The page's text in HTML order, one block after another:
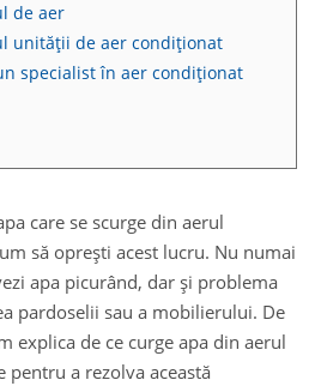
de aer
unității de aer condiționat
specialist în aer condiționat
care se scurge din aerul
să oprești acest lucru. Nu numai
apa picurând, dar și problema
pardoselii sau a mobilierului. De
explica de ce curge apa din aerul
pentru a rezolva această